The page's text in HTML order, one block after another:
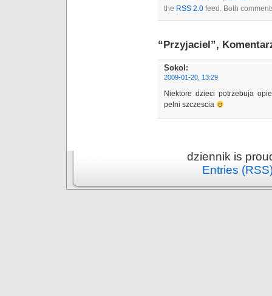
the RSS 2.0 feed. Both
“Przyjaciel”,
Sokol :
2009-01-20, 13:29
Niektore dzieci potrzebuja
pelni szczescia
dziennik is
Entries